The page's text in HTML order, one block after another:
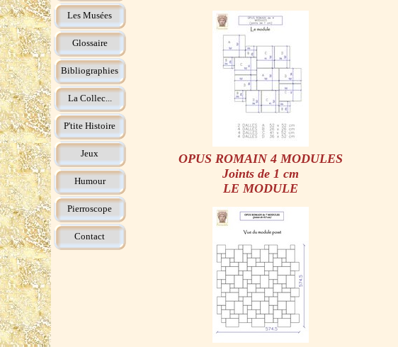
Les Musées
Glossaire
Bibliographies
La Collec...
P'tite Histoire
Jeux
Humour
Pierroscope
Contact
OPUS ROMAIN 4 MODULES
Joints de 1 cm
LE MODULE